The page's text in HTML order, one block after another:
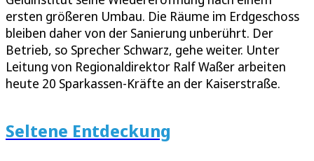
ersten größeren Umbau. Die Räume im Erdgeschoss
bleiben daher von der Sanierung unberührt. Der
Betrieb, so Sprecher Schwarz, gehe weiter. Unter
Leitung von Regionaldirektor Ralf Waßer arbeiten
heute 20 Sparkassen-Kräfte an der Kaiserstraße.
Seltene Entdeckung